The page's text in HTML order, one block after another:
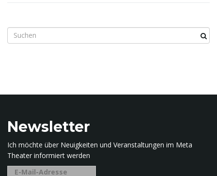
S
u
g
.
Newsletter
Ich möchte über Neuigkeiten und Veranstaltungen im Meta
Theater informiert werden